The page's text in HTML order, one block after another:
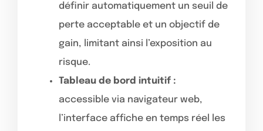
définir automatiquement un seuil de
perte acceptable et un objectif de
gain, limitant ainsi l’exposition au
risque.
Tableau de bord intuitif :
accessible via navigateur web,
l’interface affiche en temps réel les